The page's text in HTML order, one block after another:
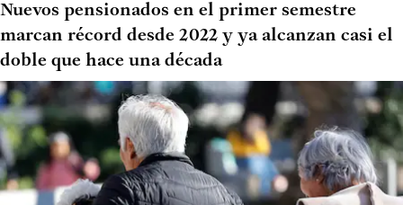
Nuevos pensionados en el primer semestre
marcan récord desde 2022 y ya alcanzan casi el
doble que hace una década